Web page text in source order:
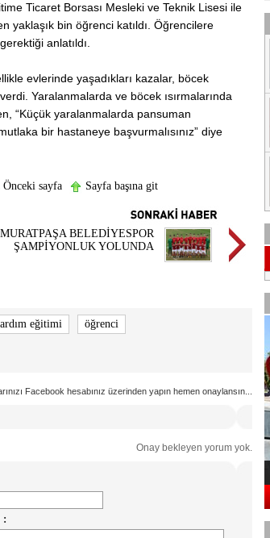
Ticaret Borsası Mesleki ve Teknik Lisesi ile
yaklaşık bin öğrenci katıldı. Öğrencilere
anlatıldı.
evlerinde yaşadıkları kazalar, böcek
Yaralanmalarda ve böcek ısırmalarında
“Küçük yaralanmalarda pansuman
bir hastaneye başvurmalısınız” diye
Önceki sayfa Sayfa başına git
MURATPAŞA BELEDİYESPOR
ŞAMPİYONLUK YOLUNDA
eğitimi öğrenci
Facebook hesabınız üzerinden yapın hemen onaylansın...
Onay bekleyen yorum yok.